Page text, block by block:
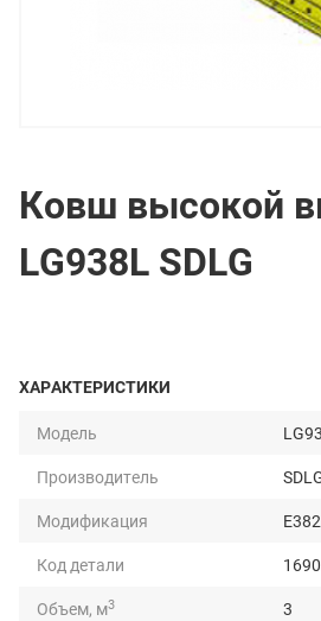
Ковш высокой
LG938L SDLG
ХАРАКТЕРИСТИКИ
Модель
Производитель
Модификация
Код детали
Объем, м3
3